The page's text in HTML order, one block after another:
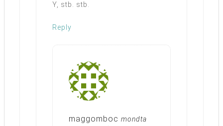
Y, stb. stb.
Reply
maggomboc mondta